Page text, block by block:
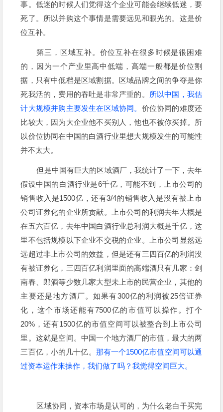
事。低迷的时候人们觉得这个企业可能会继续低迷，要
死了。所以并购这个事情是需要远见和眼光的。这是价
位互补。
第三，区域互补。价位互补在很多时候是很困难
的，因为一个产业里高中低端，高端一般都是价位割
据，只有中低档是区域割据。区域品牌之间的争夺是你
死我活的，费用的吞吐是非常严重的。
所以中国，我估
计大规模并购主要发生在区域协同。 价位协同的难度还
比较大，因为大企业他不买别人，他也不被你买掉。所
以价位协同在中国的白酒行业里想大规模发生的可能性
并不太大。
但是中国有巨大的区域酒厂，我统计了一下，去年
假设中国的白酒行业是6千亿，可能不到，上市公司的
销售收入是1500亿，还有3/4的销售收入是没有被上市
公司证券化的企业所贡献。上市公司的利润去年大概是
在五六百亿，去年中国白酒行业总利润大概是千亿，这
里不包括规模以下企业不交税的企业。上市公司显然远
远超过非上市公司的效益，但是还有三四百亿的利润没
有被证券化，三四百亿利润里面的高端酒只有几家：剑
南春、郎酒等少数几家大型未上市的民营企业，其他的
主要还是地方酒厂。如果有300亿的利润被25倍证券
化，这个市场还能有7500亿的市值可以操作。打个
20%，还有1500亿的市值空间可以被整合到上市公司
里。这就是空间。中国一个地方酒厂的市值，最大的两
三百亿，小的几十亿。 那有一个1500亿市值空间可以通
过资本运作来操作，我们做了吗？我觉得空间巨大。
区域协同，资本市场是认可的，为什么老白干买完